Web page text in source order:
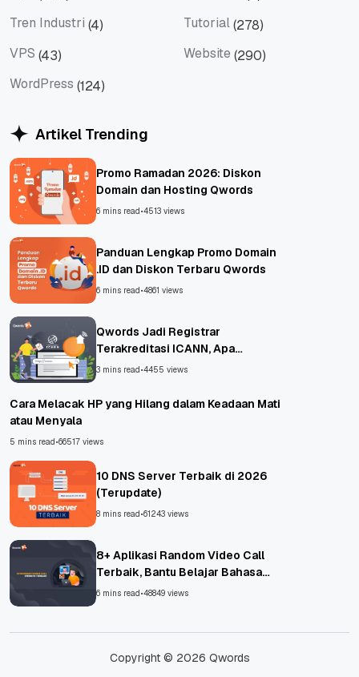
Tren Industri (4) Tutorial(278)
VPS (43) Website (290)
WordPress (124)
Artikel Trending
Promo Ramadan 2026: Diskon
Domain dan Hosting Qwords
6 mins read•4513 views
Panduan Lengkap Promo Domain
.ID dan Diskon Terbaru Qwords
6 mins read•4861 views
Qwords Jadi Registrar
Terakreditasi ICANN, Apa
Untungnya?
3 mins read•4455 views
Cara Melacak HP yang Hilang dalam Keadaan Mati
atau Menyala
5 mins read•66517 views
10 DNS Server Terbaik di 2026
(Terupdate)
8 mins read•61243 views
8+ Aplikasi Random Video Call
Terbaik, Bantu Belajar Bahasa
Asing!
6 mins read•48849 views
Copyright © 2026 Qwords